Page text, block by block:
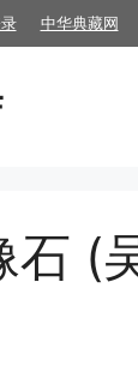
中华典藏网
石 (